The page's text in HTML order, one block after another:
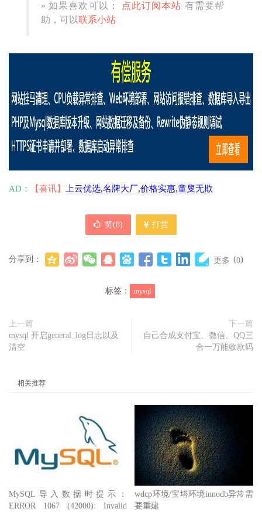
» 如果喜欢可以：
点此订阅本站 有需要帮
助，可以联系小站
AD： 【喜讯】 上云优选,名牌大厂,价格实惠,童叟无欺
赞(8) 打赏
分享到： 更多 (0)
标签： mysql
上一篇
mysql 开启general_log日志以及
清空
下一篇
自己合成支付宝、微信、QQ三
合一万能收款码
相关推荐
MySQL导入数据时提示：
ERROR 1067 (42000): Invalid
wdcp环境/宝塔环境innodb异常需
要重建